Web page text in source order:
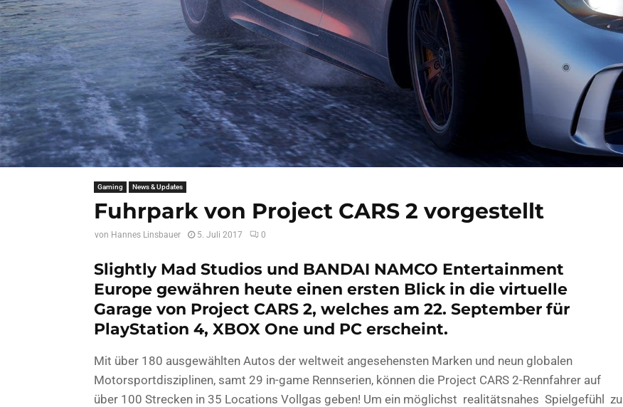
Gaming News & Updates
Fuhrpark von Project CARS 2 vorgestellt
von Hannes Linsbauer 5. Juli 2017 0
Slightly Mad Studios und BANDAI NAMCO Entertainment
Europe gewähren heute einen ersten Blick in die virtuelle
Garage von Project CARS 2, welches am 22. September für
PlayStation 4, XBOX One und PC erscheint.
Mit über 180 ausgewählten Autos der weltweit angesehensten Marken und neun globalen
Motorsportdisziplinen, samt 29 in-game Rennserien, können die Project CARS 2-Rennfahrer auf
über 100 Strecken in 35 Locations Vollgas geben! Um ein möglichst realitätsnahes Spielgefühl zu